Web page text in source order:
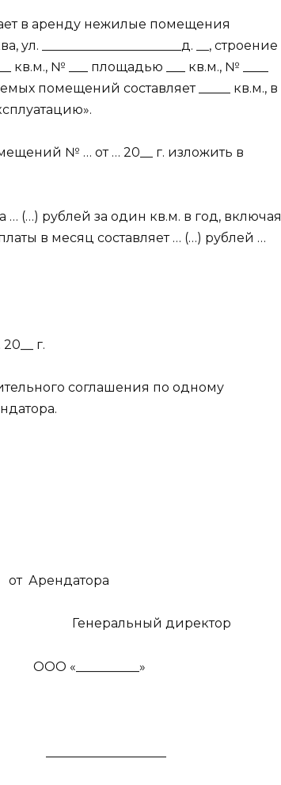
в аренду нежилые помещения
______________________д. __, строение
№ ___ площадью ___ кв.м., № ____
помещений составляет _____ кв.м., в
№ … от … 20__ г. изложить в
… (…) рублей за один кв.м. в год, включая
в месяц составляет … (…) рублей …
г.
соглашения по одному
от Арендатора
Генеральный директор
ООО «__________»